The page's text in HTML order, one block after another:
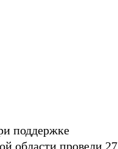
поддержке
области провели 27